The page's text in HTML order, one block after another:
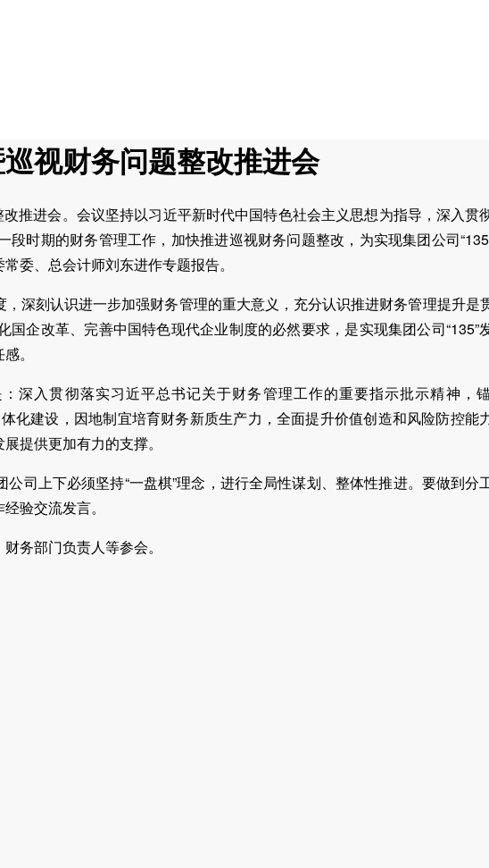
视财务问题整改推进会
推进会。会议坚持以习近平新时代中国特色社会主义思想为指导，深入贯
时期的财务管理工作，加快推进巡视财务问题整改，为实现集团公司
委、总会计师刘东进作专题报告。
深刻认识进一步加强财务管理的重大意义，充分认识推进财务管理提升是
企改革、完善中国特色现代企业制度的必然要求，是实现集团公司“135”发
。
深入贯彻落实习近平总书记关于财务管理工作的重要指示批示精神，
化建设，因地制宜培育财务新质生产力，全面提升价值创造和风险防控能
提供更加有力的支撑。
司上下必须坚持“一盘棋”理念，进行全局性谋划、整体性推进。要做到分
验交流发言。
务部门负责人等参会。